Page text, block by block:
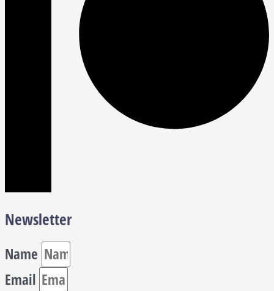
Newsletter
Name
Email